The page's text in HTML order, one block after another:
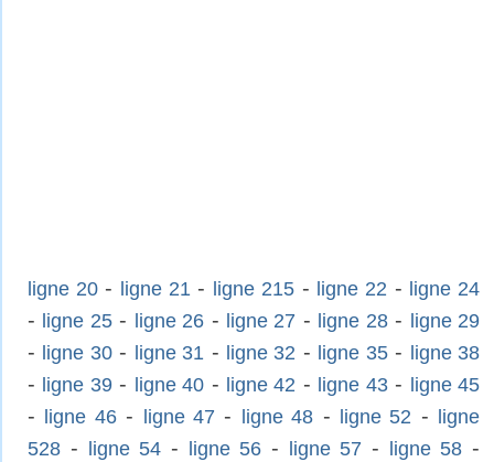
ligne 20- ligne 21 - ligne 215- ligne 22 - ligne 24
- ligne 25- ligne 26 - ligne 27 - ligne 28- ligne 29
- ligne 30- ligne 31 - ligne 32 - ligne 35- ligne 38
- ligne 39- ligne 40 - ligne 42 - ligne 43- ligne 45
- ligne 46- ligne 47 - ligne 48 - ligne 52 - ligne
528- ligne 54- ligne 56 - ligne 57 - ligne 58 -